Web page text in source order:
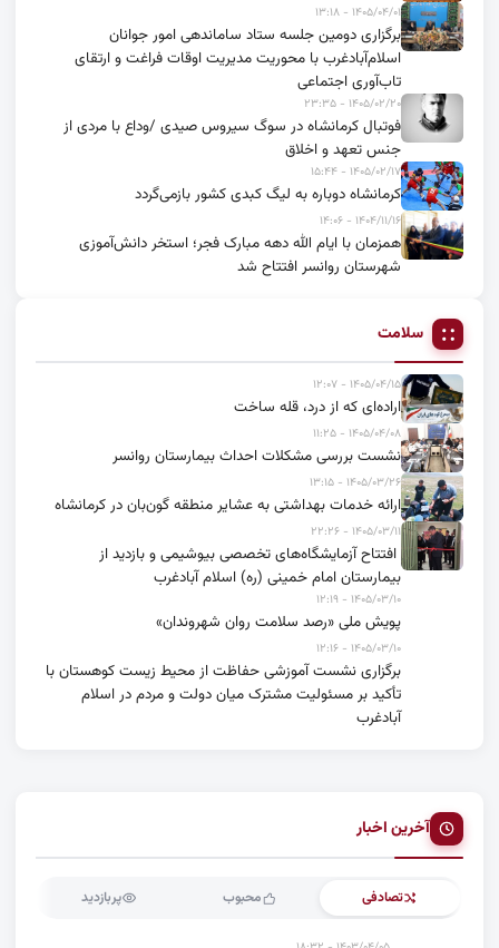
۱۴۰۵/۰۴/۰۱ - ۱۳:۱۸
برگزاری دومین جلسه ستاد ساماندهی امور جوانان
اسلام‌آبادغرب با محوریت مدیریت اوقات فراغت و ارتقای
تاب‌آوری اجتماعی
۱۴۰۵/۰۲/۲۰ - ۲۳:۳۵
فوتبال کرمانشاه در سوگ سیروس صیدی /وداع با مردی از
جنس تعهد و اخلاق
۱۴۰۵/۰۲/۱۷ - ۱۵:۴۴
کرمانشاه دوباره به لیگ کبدی کشور بازمی‌گردد
۱۴۰۴/۱۱/۱۶ - ۱۴:۰۶
همزمان با ایام الله دهه مبارک فجر؛ استخر دانش‌آموزی
شهرستان روانسر افتتاح شد
سلامت
۱۴۰۵/۰۴/۱۵ - ۱۲:۰۷
اراده‌ای که از درد، قله ساخت
۱۴۰۵/۰۴/۰۸ - ۱۱:۲۵
نشست بررسی مشکلات احداث بیمارستان روانسر
۱۴۰۵/۰۳/۲۶ - ۱۳:۱۵
ارائه خدمات بهداشتی به عشایر منطقه گون‌بان در کرمانشاه
۱۴۰۵/۰۳/۱۱ - ۲۲:۲۶
افتتاح آزمایشگاه‌های تخصصی بیوشیمی و بازدید از
بیمارستان امام خمینی (ره) اسلام آبادغرب
۱۴۰۵/۰۳/۱۰ - ۱۲:۱۹
پویش ملی «رصد سلامت روان شهروندان»
۱۴۰۵/۰۳/۱۰ - ۱۲:۱۶
برگزاری نشست آموزشی حفاظت از محیط زیست کوهستان با
تأکید بر مسئولیت مشترک میان دولت و مردم در اسلام
آبادغرب
آخرین اخبار
تصادفی محبوب پربازدید